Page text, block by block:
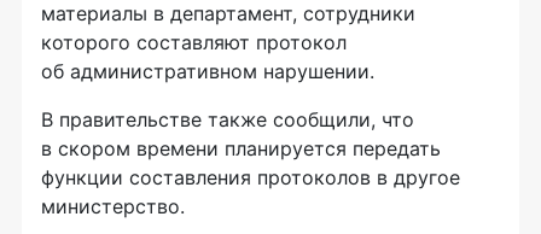
материалы в департамент, сотрудники
которого составляют протокол
об административном нарушении.
В правительстве также сообщили, что
в скором времени планируется передать
функции составления протоколов в другое
министерство.